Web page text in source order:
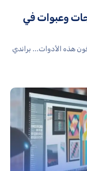
وعبوات في
هذه الأدوات... براندي